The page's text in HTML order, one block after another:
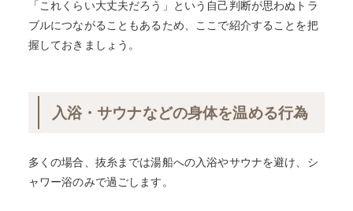
「これくらい大丈夫だろう」という自己判断が思わぬトラ
ブルにつながることもあるため、ここで紹介することを把
握しておきましょう。
入浴・サウナなどの身体を温める行為
多くの場合、抜糸までは湯船への入浴やサウナを避け、シ
ャワー浴のみで過ごします。